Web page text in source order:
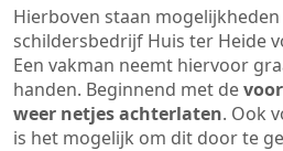
Hierboven staan
schildersbedrijf Huis ter Heide
Een vakman neemt hiervoor
handen. Beginnend met de
weer netjes achterlaten. Ook
is het mogelijk om dit door te